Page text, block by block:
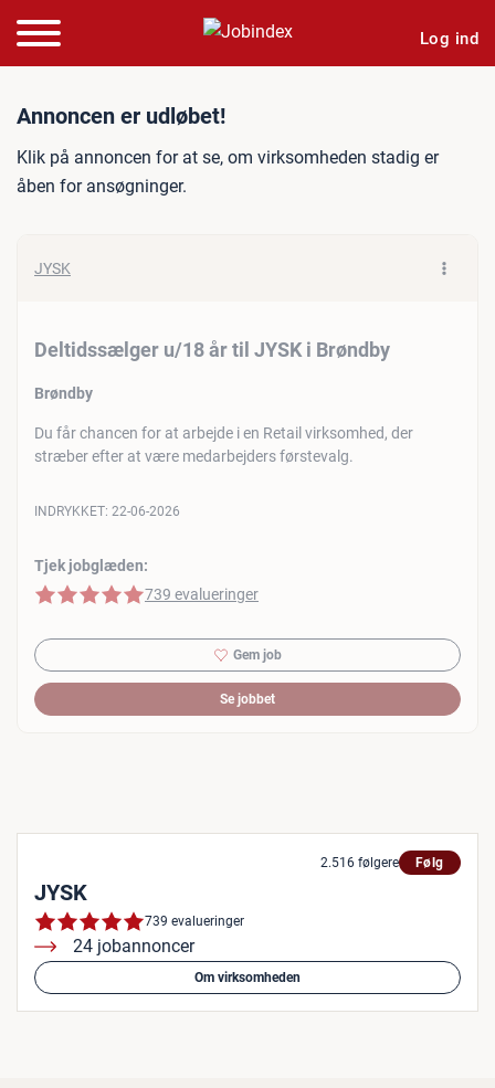
Log ind
Jobannonce:
Annoncen er udløbet!
Klik på annoncen for at se, om virksomheden stadig er
åben for ansøgninger.
JYSK
Deltidssælger u/18 år til JYSK i Brøndby
Brøndby
Du får chancen for at arbejde i en Retail virksomhed, der
stræber efter at være medarbejders førstevalg.
Tjek jobglæden:
5 af 5 stjerner
739 evalueringer
INDRYKKET: 22-06-2026
Gem job
Se jobbet
2.516 følgere Følg
JYSK
739 evalueringer
24 jobannoncer
Om virksomheden